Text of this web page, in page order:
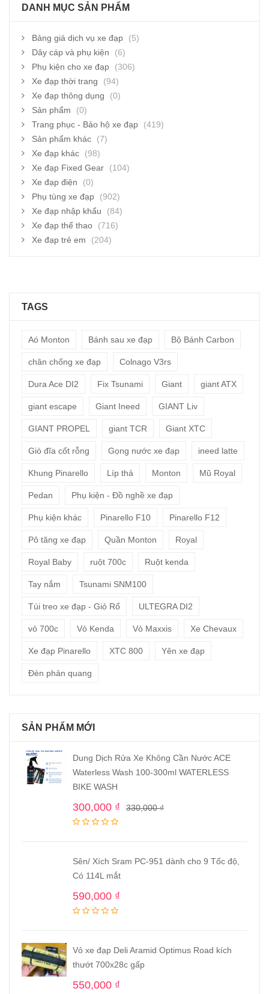
DANH MỤC SẢN PHẨM
Bảng giá dịch vụ xe đạp
(5)
Dây cáp và phụ kiện
(6)
Phụ kiện cho xe đạp
(306)
Xe đạp thời trang
(94)
Xe đạp thông dụng
(0)
Sản phẩm
(0)
Trang phục - Bảo hộ xe đạp
(419)
Sản phẩm khác
(7)
Xe đạp khác
(98)
Xe đạp Fixed Gear
(104)
Xe đạp điện
(0)
Phụ tùng xe đạp
(902)
Xe đạp nhập khẩu
(84)
Xe đạp thể thao
(716)
Xe đạp trẻ em
(204)
TAGS
Aó Monton Bánh sau xe đạp Bộ Bánh Carbon
chân chống xe đạp Colnago V3rs
Dura Ace DI2 Fix Tsunami Giant giant ATX
giant escape Giant Ineed GIANT Liv
GIANT PROPEL giant TCR Giant XTC
Giò đĩa cốt rỗng Gọng nước xe đạp ineed latte
Khung Pinarello Líp thả Monton Mũ Royal
Pedan Phụ kiện - Đồ nghề xe đạp
Phụ kiện khác Pinarello F10 Pinarello F12
Pô tăng xe đạp Quần Monton Royal
Royal Baby ruột 700c Ruột kenda
Tay nắm Tsunami SNM100
Túi treo xe đạp - Giỏ Rổ ULTEGRA DI2
vỏ 700c Vỏ Kenda Vỏ Maxxis Xe Chevaux
Xe đạp Pinarello XTC 800 Yên xe đạp
Đèn phản quang
SẢN PHẨM MỚI
Dung Dịch Rửa Xe Không Cần Nước ACE
Waterless Wash 100-300ml WATERLESS
BIKE WASH
330,000₫
300,000 ₫
Sên/ Xích Sram PC-951 dành cho 9 Tốc độ,
Có 114L mắt
590,000 ₫
Vỏ xe đạp Deli Aramid Optimus Road kích
thướt 700x28c gấp
550,000 ₫